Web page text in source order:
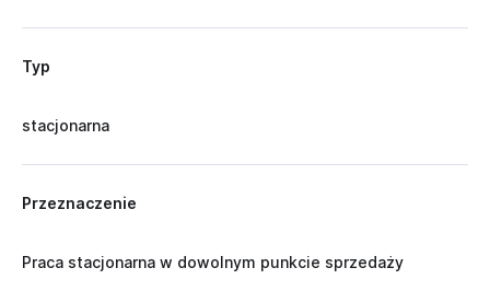
Typ
stacjonarna
Przeznaczenie
Praca stacjonarna w dowolnym punkcie sprzedaży